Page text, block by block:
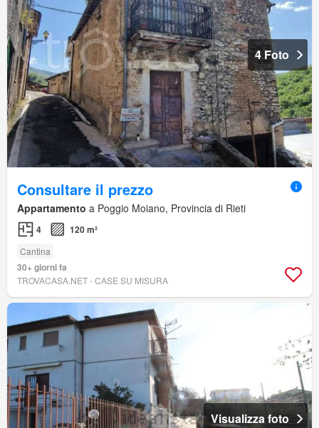
4 Foto
Consultare il prezzo
Appartamento a Poggio Moiano, Provincia di Rieti
4 120 m²
Cantina
30+ giorni fa
TROVACASA.NET - CASE SU MISURA
Visualizza foto